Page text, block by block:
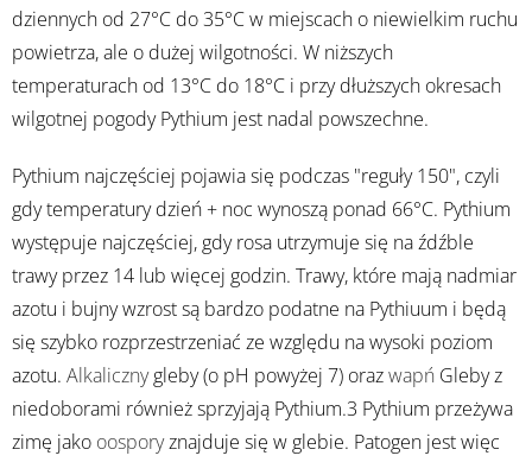
dziennych od 27°C do 35°C w miejscach o niewielkim ruchu
powietrza, ale o dużej wilgotności. W niższych
temperaturach od 13°C do 18°C i przy dłuższych okresach
wilgotnej pogody Pythium jest nadal powszechne.
Pythium najczęściej pojawia się podczas "reguły 150", czyli
gdy temperatury dzień + noc wynoszą ponad 66°C. Pythium
występuje najczęściej, gdy rosa utrzymuje się na źdźble
trawy przez 14 lub więcej godzin. Trawy, które mają nadmiar
azotu i bujny wzrost są bardzo podatne na Pythiuum i będą
się szybko rozprzestrzeniać ze względu na wysoki poziom
azotu. Alkalicznygleby (o pH powyżej 7) orazwapń Gleby z
niedoborami również sprzyjają Pythium.3 Pythium przeżywa
zimę jako oosporyznajduje się w glebie. Patogen jest więc